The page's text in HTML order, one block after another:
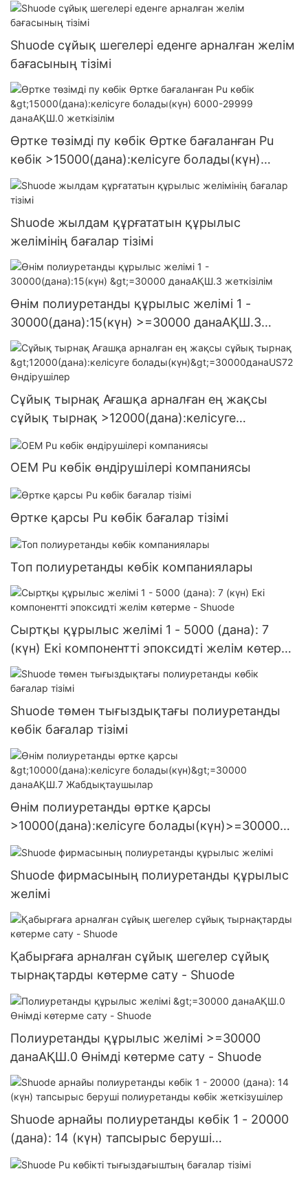
Shuode сұйық шегелері еденге арналған желім
бағасының тізімі
Өртке төзімді пу көбік Өртке бағаланған Pu
көбік >15000(дана):келісуге болады(күн)
6000-29999 данаАҚШ.0 жеткізілім
Shuode жылдам құрғататын құрылыс
желімінің бағалар тізімі
Өнім полиуретанды құрылыс желімі 1 -
30000(дана):15(күн) >=30000 данаАҚШ.3
жеткізілім
Сұйық тырнақ Ағашқа арналған ең жақсы
сұйық тырнақ >12000(дана):келісуге
болады(күн)>=30000данаUS72 Өндірушілер
OEM Pu көбік өндірушілері компаниясы
Өртке қарсы Pu көбік бағалар тізімі
Топ полиуретанды көбік компаниялары
Сыртқы құрылыс желімі 1 - 5000 (дана): 7
(күн) Екі компонентті эпоксидті желім көтерме
- Shuode
Shuode төмен тығыздықтағы полиуретанды
көбік бағалар тізімі
Өнім полиуретанды өртке қарсы
>10000(дана):келісуге болады(күн)>=30000
данаАҚШ.7 Жабдықтаушылар
Shuode фирмасының полиуретанды құрылыс
желімі
Қабырғаға арналған сұйық шегелер сұйық
тырнақтарды көтерме сату - Shuode
Полиуретанды құрылыс желімі >=30000
данаАҚШ.0 Өнімді көтерме сату - Shuode
Shuode арнайы полиуретанды көбік 1 - 20000
(дана): 14 (күн) тапсырыс беруші
полиуретанды көбік жеткізушілер